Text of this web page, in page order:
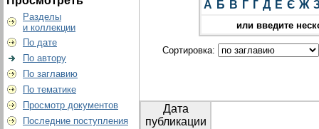
Разделы
и коллекции
По дате
По автору
По заглавию
По тематике
Просмотр документов
Последние поступления
А Б В Г Ґ Д Е Є Ж
или введите
Сортировка:
Дата
публикации